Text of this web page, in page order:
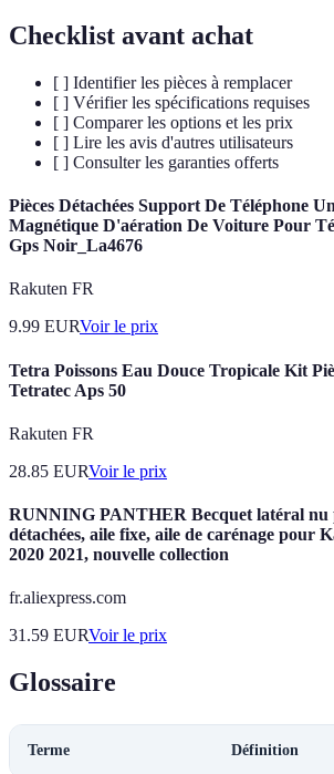
Checklist avant achat
[ ] Identifier les pièces à remplacer
[ ] Vérifier les spécifications requises
[ ] Comparer les options et les prix
[ ] Lire les avis d'autres utilisateurs
[ ] Consulter les garanties offerts
Pièces Détachées Support De Téléphone
Magnétique D'aération De Voiture Pour
Gps Noir_La4676
Rakuten FR
9.99 EURVoir le prix
Tetra Poissons Eau Douce Tropicale Kit
Tetratec Aps 50
Rakuten FR
28.85 EURVoir le prix
RUNNING PANTHER Becquet latéral nu
détachées, aile fixe, aile de carénage pour
2020 2021, nouvelle collection
fr.aliexpress.com
31.59 EURVoir le prix
Glossaire
Terme Définition